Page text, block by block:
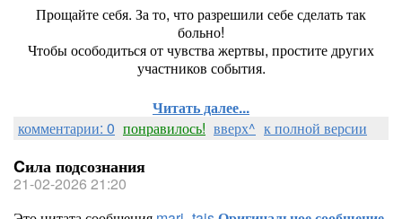
Прощайте себя. За то, что разрешили себе сделать так
больно!
Чтобы осободиться от чувства жертвы, простите других
участников события.
Читать далее...
комментарии: 0 понравилось! вверх^ к полной версии
Cила подсознания
21-02-2026 21:20